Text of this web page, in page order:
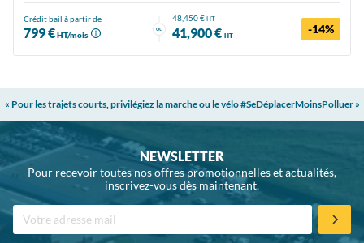
Crédit bail à partir de
799 €HT/mois
ou
48,450 €HT
41,900 € HT -14%
« Pour les trajets courts, privilégiez la marche ou le vélo #SeDéplacerMoinsPolluer »
NEWSLETTER
Pour recevoir toutes nos offres promotionnelles et actualités,
inscrivez-vous dès maintenant.